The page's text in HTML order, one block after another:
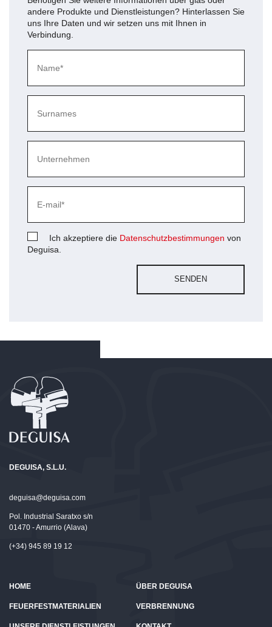
andere Produkte und Dienstleistungen? Hinterlassen Sie
uns Ihre Daten und wir setzen uns mit Ihnen in
Verbindung.
Ich akzeptiere die Datenschutzbestimmungen von
Deguisa.
DEGUISA, S.L.U.
deguisa@deguisa.com
Pol. Industrial Saratxo s/n
01470 - Amurrio (Alava)
(+34) 945 89 19 12
HOME ÜBER DEGUISA
FEUERFESTMATERIALIEN VERBRENNUNG